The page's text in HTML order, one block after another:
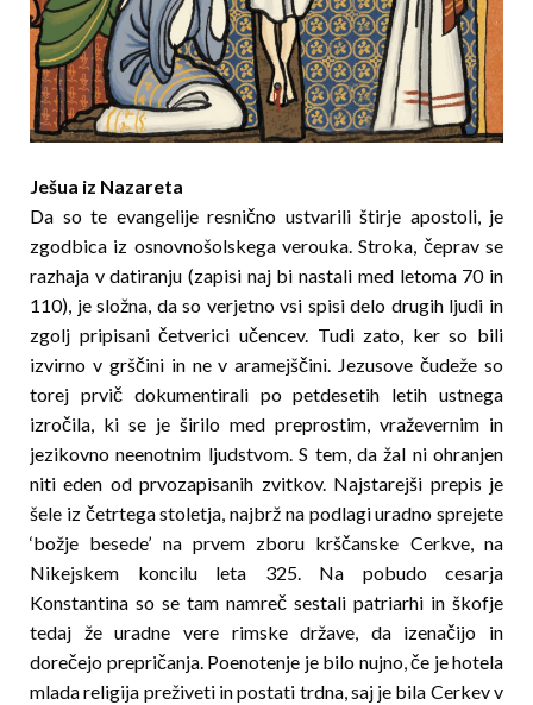
Ješua iz Nazareta
Da so te evangelije resnično ustvarili štirje apostoli, je
zgodbica iz osnovnošolskega verouka. Stroka, čeprav se
razhaja v datiranju (zapisi naj bi nastali med letoma 70 in
110), je složna, da so verjetno vsi spisi delo drugih ljudi in
zgolj pripisani četverici učencev. Tudi zato, ker so bili
izvirno v grščini in ne v aramejščini. Jezusove čudeže so
torej prvič dokumentirali po petdesetih letih ustnega
izročila, ki se je širilo med preprostim, vraževernim in
jezikovno neenotnim ljudst­vom. S tem, da žal ni ohranjen
niti eden od prvozapisanih zvitkov. Najstarejši prepis je
šele iz četrtega stoletja, najbrž na podlagi uradno sprejete
‘božje besede’ na prvem zboru krščanske Cerkve, na
Nikejskem kon­cilu leta 325. Na pobudo cesarja
Konstantina so se tam namreč sestali patriarhi in škofje
tedaj že urad­ne vere rimske države, da izenačijo in
dorečejo pre­pričanja. Poenotenje je bilo nujno, če je hotela
mla­da religija preživeti in postati trdna, saj je bila Cerkev v